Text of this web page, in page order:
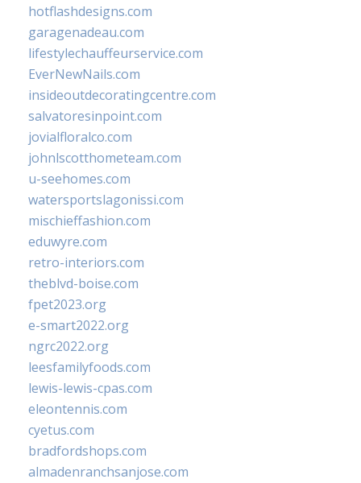
hotflashdesigns.com
garagenadeau.com
lifestylechauffeurservice.com
EverNewNails.com
insideoutdecoratingcentre.com
salvatoresinpoint.com
jovialfloralco.com
johnlscotthometeam.com
u-seehomes.com
watersportslagonissi.com
mischieffashion.com
eduwyre.com
retro-interiors.com
theblvd-boise.com
fpet2023.org
e-smart2022.org
ngrc2022.org
leesfamilyfoods.com
lewis-lewis-cpas.com
eleontennis.com
cyetus.com
bradfordshops.com
almadenranchsanjose.com